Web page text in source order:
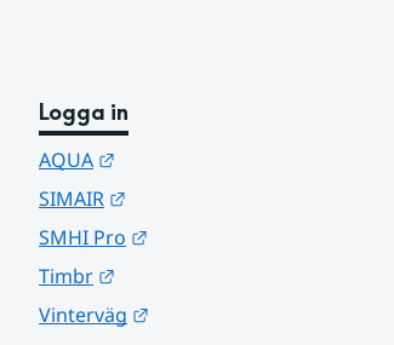
Logga in
AQUA
SIMAIR
SMHI Pro
Timbr
Vinterväg